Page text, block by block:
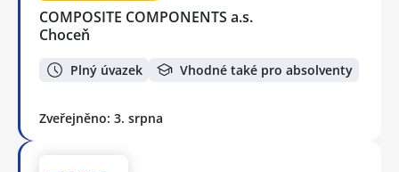
COMPOSITE COMPONENTS a.s.
Choceň
Plný úvazek Vhodné také pro absolventy
Zveřejněno: 3. srpna